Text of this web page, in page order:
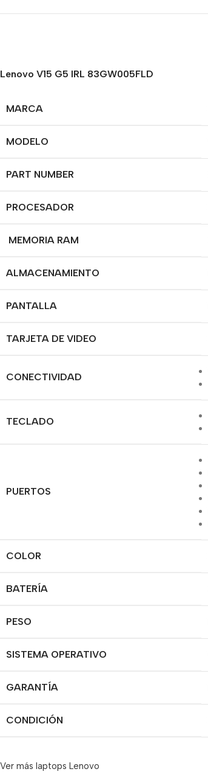
Lenovo V15 G5 IRL 83GW005FLD
MARCA
MODELO
PART NUMBER
PROCESADOR
MEMORIA RAM
ALMACENAMIENTO
PANTALLA
TARJETA DE VIDEO
CONECTIVIDAD
TECLADO
PUERTOS
COLOR
BATERÍA
PESO
SISTEMA OPERATIVO
GARANTÍA
CONDICIÓN
Ver más laptops Lenovo